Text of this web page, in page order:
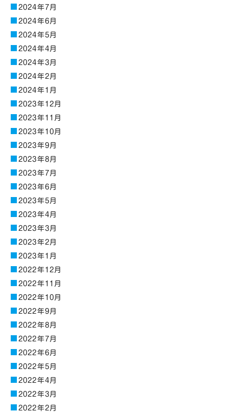
2024年7月
2024年6月
2024年5月
2024年4月
2024年3月
2024年2月
2024年1月
2023年12月
2023年11月
2023年10月
2023年9月
2023年8月
2023年7月
2023年6月
2023年5月
2023年4月
2023年3月
2023年2月
2023年1月
2022年12月
2022年11月
2022年10月
2022年9月
2022年8月
2022年7月
2022年6月
2022年5月
2022年4月
2022年3月
2022年2月